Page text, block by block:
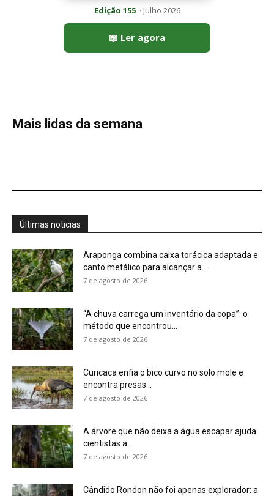
Edição 155· Julho 2026
📖 Ler agora
Mais lidas da semana
Últimas noticias
Araponga combina caixa torácica adaptada e
canto metálico para alcançar a...
7 de agosto de 2026
“A chuva carrega um inventário da copa”: o
método que encontrou...
7 de agosto de 2026
Curicaca enfia o bico curvo no solo mole e
encontra presas...
7 de agosto de 2026
A árvore que não deixa a água escapar ajuda
cientistas a...
7 de agosto de 2026
Cândido Rondon não foi apenas explorador: a